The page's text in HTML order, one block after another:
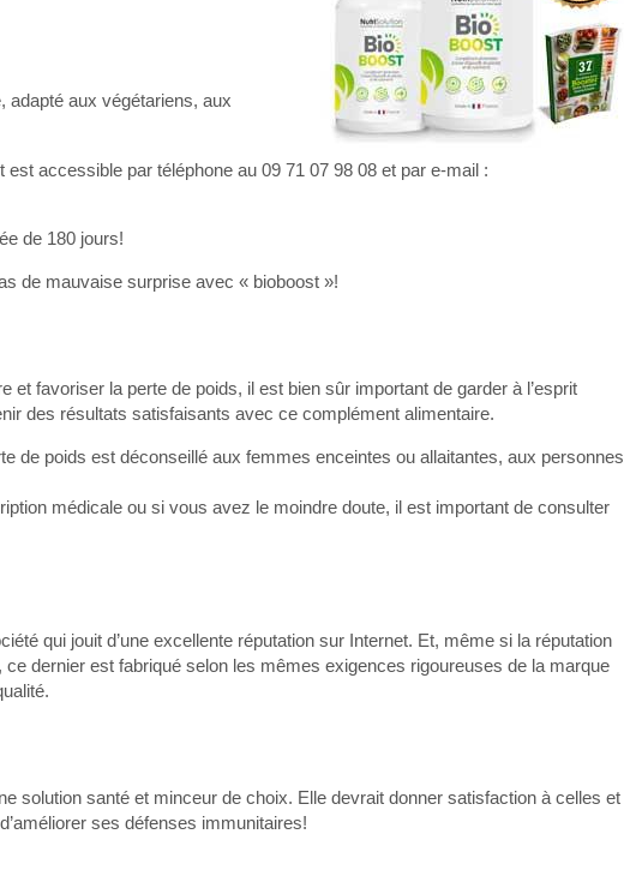
adapté aux végétariens, aux
accessible par téléphone au 09 71 07 98 08 et par e-mail :
de 180 jours!
de mauvaise surprise avec « bioboost »!
favoriser la perte de poids, il est bien sûr important de garder à l’esprit
des résultats satisfaisants avec ce complément alimentaire.
de poids est déconseillé aux femmes enceintes ou allaitantes, aux personnes
médicale ou si vous avez le moindre doute, il est important de consulter
qui jouit d’une excellente réputation sur Internet. Et, même si la réputation
dernier est fabriqué selon les mêmes exigences rigoureuses de la marque
solution santé et minceur de choix. Elle devrait donner satisfaction à celles et
ses défenses immunitaires!